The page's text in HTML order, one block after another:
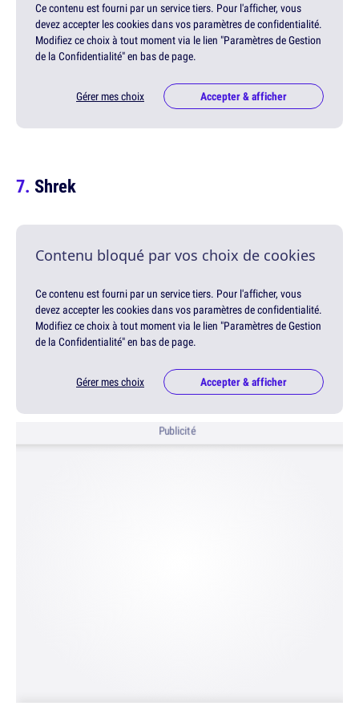
Ce contenu est fourni par un service tiers. Pour l'afficher, vous
devez accepter les cookies dans vos paramètres de confidentialité.
Modifiez ce choix à tout moment via le lien "Paramètres de Gestion
de la Confidentialité" en bas de page.
Gérer mes choix Accepter & afficher
Shrek
Contenu bloqué par vos choix de cookies
Ce contenu est fourni par un service tiers. Pour l'afficher, vous
devez accepter les cookies dans vos paramètres de confidentialité.
Modifiez ce choix à tout moment via le lien "Paramètres de Gestion
de la Confidentialité" en bas de page.
Gérer mes choix Accepter & afficher
Publicité